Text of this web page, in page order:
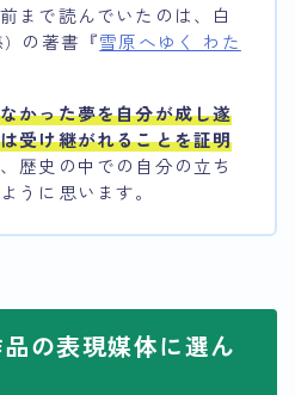
まで読んでいたのは、白
の著書『雪原へゆく わた
かった夢を自分が成し遂
受け継がれることを証明
歴史の中での自分の立ち
うに思います。
の表現媒体に選ん